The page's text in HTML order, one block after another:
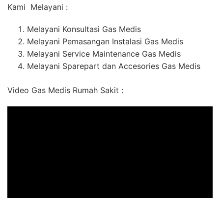
Kami Melayani :
Melayani Konsultasi Gas Medis
Melayani Pemasangan Instalasi Gas Medis
Melayani Service Maintenance Gas Medis
Melayani Sparepart dan Accesories Gas Medis
Video Gas Medis Rumah Sakit :